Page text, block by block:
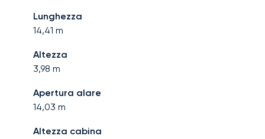
Lunghezza
14,41 m
Altezza
3,98 m
Apertura alare
14,03 m
Altezza cabina